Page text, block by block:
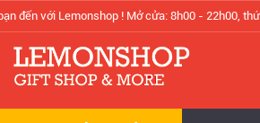
đến với Lemonshop ! Mở cửa: 8h00 - 22h00,